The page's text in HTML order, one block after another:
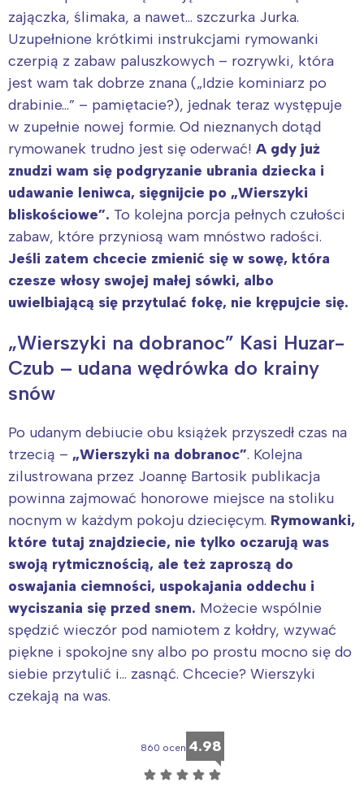
zajączka, ślimaka, a nawet… szczurka Jurka.
Uzupełnione krótkimi instrukcjami rymowanki
czerpią z zabaw paluszkowych – rozrywki, która
jest wam tak dobrze znana („Idzie kominiarz po
drabinie…” – pamiętacie?), jednak teraz występuje
w zupełnie nowej formie. Od nieznanych dotąd
rymowanek trudno jest się oderwać! A gdy już
znudzi wam się podgryzanie ubrania dziecka i
udawanie leniwca, sięgnijcie po „Wierszyki
bliskościowe”. To kolejna porcja pełnych czułości
zabaw, które przyniosą wam mnóstwo radości.
Jeśli zatem chcecie zmienić się w sowę, która
czesze włosy swojej małej sówki, albo
uwielbiającą się przytulać fokę, nie krępujcie się.
„Wierszyki na dobranoc” Kasi Huzar-
Czub – udana wędrówka do krainy
snów
Po udanym debiucie obu książek przyszedł czas na
trzecią – „Wierszyki na dobranoc”. Kolejna
zilustrowana przez Joannę Bartosik publikacja
powinna zajmować honorowe miejsce na stoliku
nocnym w każdym pokoju dziecięcym. Rymowanki,
które tutaj znajdziecie, nie tylko oczarują was
swoją rytmicznością, ale też zaproszą do
oswajania ciemności, uspokajania oddechu i
wyciszania się przed snem. Możecie wspólnie
spędzić wieczór pod namiotem z kołdry, wzywać
piękne i spokojne sny albo po prostu mocno się do
siebie przytulić i… zasnąć. Chcecie? Wierszyki
czekają na was.
860 ocen 4.98
☆ ☆ ☆ ☆ ☆
Interesują mnie wydarzenia z
tego regionu:
Warszawa
Łódź
Trójmiasto
Poznań
Wrocław
Śląsk
Kraków
Południe
Północ
Wszystkie
Wybieram